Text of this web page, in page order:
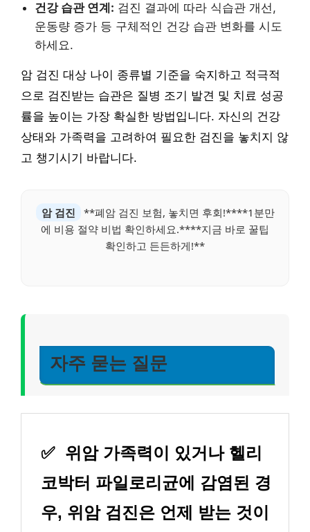
건강 습관 연계: 검진 결과에 따라 식습관 개선,
운동량 증가 등 구체적인 건강 습관 변화를 시도
하세요.
암 검진 대상 나이 종류별 기준을 숙지하고 적극적
으로 검진받는 습관은 질병 조기 발견 및 치료 성공
률을 높이는 가장 확실한 방법입니다. 자신의 건강
상태와 가족력을 고려하여 필요한 검진을 놓치지 않
고 챙기시기 바랍니다.
암 검진
**폐암 검진 보험, 놓치면 후회!****1분만
에 비용 절약 비법 확인하세요.****지금 바로 꿀팁
확인하고 든든하게!**
자주 묻는 질문
✅ 위암 가족력이 있거나 헬리
코박터 파일로리균에 감염된 경
우, 위암 검진은 언제 받는 것이